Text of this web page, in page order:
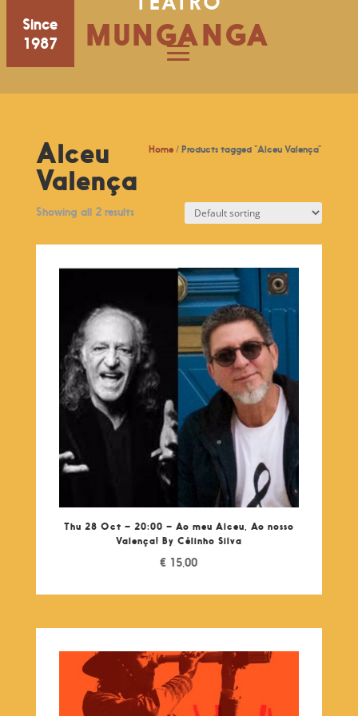
Since
1987
MUNGANGA
Home / Products tagged “Alceu Valença”
Alceu
Valença
Showing all 2 results
Thu 28 Oct – 20:00 – Ao meu Alceu, Ao nosso
Valença! By Célinho Silva
€ 15,00